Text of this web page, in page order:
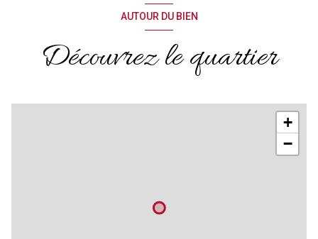
AUTOUR DU BIEN
Découvrez le quartier
+
−